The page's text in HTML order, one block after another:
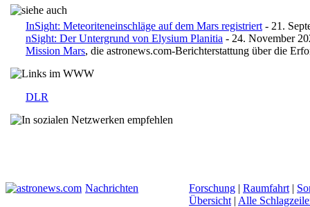
InSight: Meteoriteneinschläge auf dem Mars registriert - 21.
nSight: Der Untergrund von Elysium Planitia - 24. November
Mission Mars, die astronews.com-Berichterstattung über die
DLR
Nachrichten Forschung | Raumfahrt |
Übersicht | Alle